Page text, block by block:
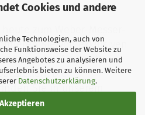
Cookies und andere
Technologien, auch von
Funktionsweise der Website zu
Angebotes zu analysieren und
bieten zu können. Weitere
Datenschutzerklärung.
zum Weber-Messer-
Sie von exklusiven
den Newsletter
Die
Sie in unserem